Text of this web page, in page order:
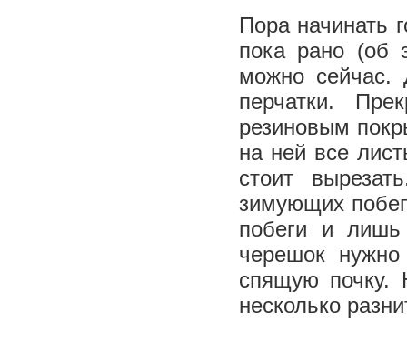
Пора начинать
пока рано (об
можно сейчас.
перчатки.
резиновым
на ней все
стоит
зимующих
побеги и лишь
черешок нужно
спящую почку.
несколько